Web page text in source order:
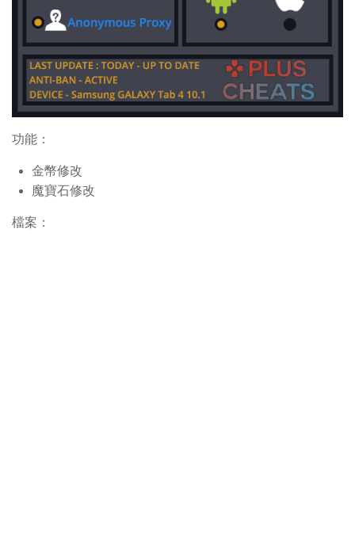
功能：
金幣修改
魔寶石修改
檔案：